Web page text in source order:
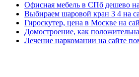
Офисная мебель в СПб дешево на
Выбираем шаровой кран 3 4 на
Гироскутер, цена в Москве на
Домостроение, как
Лечение наркомании на сайте